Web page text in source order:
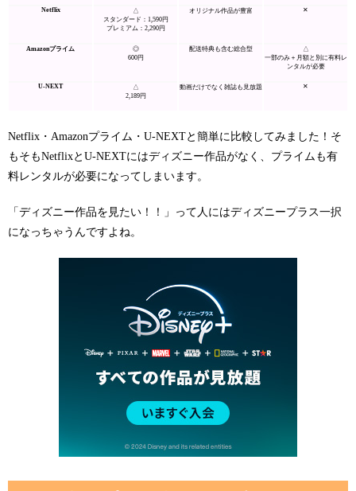
Netflix
△
スタンダード：1,590円
プレミアム：2,290円
オリジナル作品が豊富 ✕
Amazonプライム
◎
600円
配送特典も含む総合型
△
一部のみ＋月額と別に有料レ
ンタルが必要
U-NEXT
△
2,189円
動画だけでなく雑誌も見放題 ✕
Netflix・Amazonプライム・U-NEXTと簡単に比較してみました！そ
もそもNetflixとU-NEXTにはディズニー作品がなく、プライムも有
料レンタルが必要になってしまいます。
「ディズニー作品を見たい！！」って人にはディズニープラス一択
になっちゃうんですよね。